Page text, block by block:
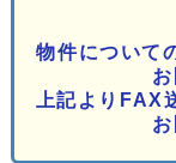
物件について
上記よりFAX